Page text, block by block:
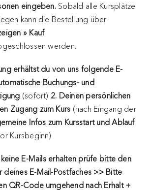
eingeben.Sobald alle Kursplätze
kann die Bestellung über
» Kauf
werden.
erhältst du von uns folgende E-
Buchungs- und
(sofort) 2. Deinen persönlichen
Zugang zum Kurs (nach Eingang der
Infos zum Kursstart und Ablauf
Kursbeginn)
E-Mails erhalten prüfe bitte den
deines E-Mail-Postfaches >> Bitte
QR-Code umgehend nach Erhalt +